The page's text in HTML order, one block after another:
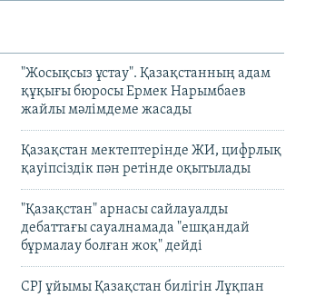
"Жосықсыз ұстау". Қазақстанның адам
құқығы бюросы Ермек Нарымбаев
жайлы мәлімдеме жасады
Қазақстан мектептерінде ЖИ, цифрлық
қауіпсіздік пән ретінде оқытылады
"Қазақстан" арнасы сайлауалды
дебаттағы сауалнамада "ешқандай
бұрмалау болған жоқ" дейді
CPJ ұйымы Қазақстан билігін Лұқпан